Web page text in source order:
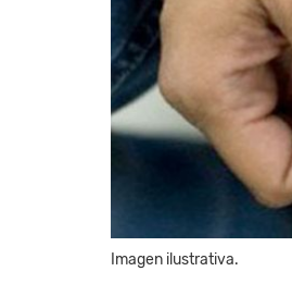
Imagen ilustrativa.